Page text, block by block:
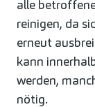
alle
reinigen, da
erneut
kann
werden,
nötig.